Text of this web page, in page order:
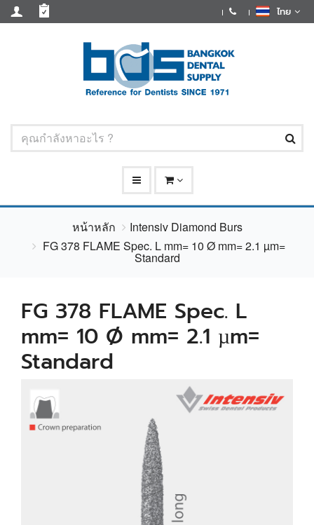
ไทย
หน้าหลัก
Intensiv Diamond Burs
FG 378 FLAME Spec. L mm= 10 Ø mm= 2.1 µm=
Standard
FG 378 FLAME Spec. L
mm= 10 Ø mm= 2.1 µm=
Standard